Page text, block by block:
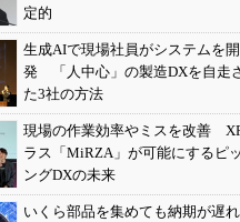
定的
生成AIで現場社員がシステムを開
発 「人中心」の製造DXを自走
た3社の方法
現場の作業効率やミスを改善
ラス「MiRZA」が可能にするピ
ングDXの未来
いくら部品を集めても納期が遅